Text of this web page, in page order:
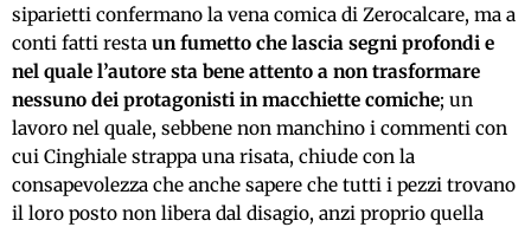
siparietti confermano la vena comica di Zerocalcare, ma a
conti fatti resta un fumetto che lascia segni profondi e
nel quale l’autore sta bene attento a non trasformare
nessuno dei protagonisti in macchiette comiche; un
lavoro nel quale, sebbene non manchino i commenti con
cui Cinghiale strappa una risata, chiude con la
consapevolezza che anche sapere che tutti i pezzi trovano
il loro posto non libera dal disagio, anzi proprio quella